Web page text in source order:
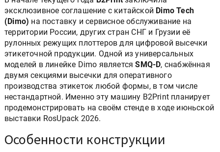
эксклюзивное соглашение с китайской Dimo Tech
(Dimo) на поставку и сервисное обслуживание на
территории России, других стран СНГ и Грузии её
рулонных режущих плоттеров для цифровой высечки
этикеточной продукции. Одной из универсальных
моделей в линейке Dimo являетсяSMQ-D, снабжённая
двумя секциями высечки для оперативного
производства этикеток любой формы, в том числе
нестандартной. Именно эту машину B2Print планирует
продемонстрировать на своём стенде в ходе июньской
выставки RosUpack 2026.
Особенности конструкции